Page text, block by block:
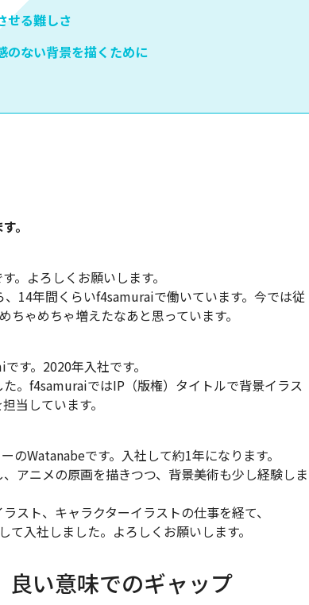
せる難しさ
のない背景を描くために
。
。よろしくお願いします。
14年間くらいf4samuraiで働いています。今では従
ゃめちゃ増えたなあと思っています。
す。2020年入社です。
。f4samuraiではIP（版権）タイトルで背景イラス
当しています。
のWatanabeです。入社して約1年になります。
アニメの原画を描きつつ、背景美術も少し経験しま
スト、キャラクターイラストの仕事を経て、
入社しました。よろしくお願いします。
良い意味でのギャップ